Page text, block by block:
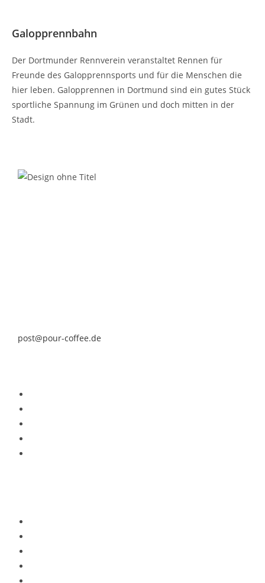
Galopprennbahn
Der Dortmunder Rennverein veranstaltet Rennen für
Freunde des Galopprennsports und für die Menschen die
hier leben. Galopprennen in Dortmund sind ein gutes Stück
sportliche Spannung im Grünen und doch mitten in der
Stadt.
post@pour-coffee.de